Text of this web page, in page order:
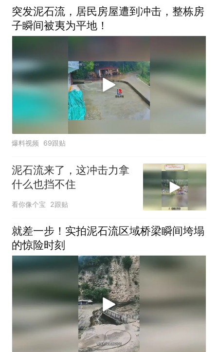
突发泥石流，居民房屋遭到冲击，整栋房
子瞬间被夷为平地！
爆料视频 69跟贴
泥石流来了，这冲击力拿
什么也挡不住
看你像个宝 2跟贴
就差一步！实拍泥石流区域桥梁瞬间垮塌
的惊险时刻